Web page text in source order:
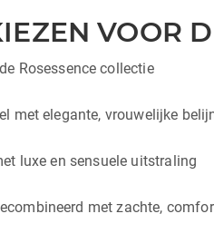
VOOR
Rosessence collectie
met elegante, vrouwelijke
luxe en sensuele uitstraling
met zachte,